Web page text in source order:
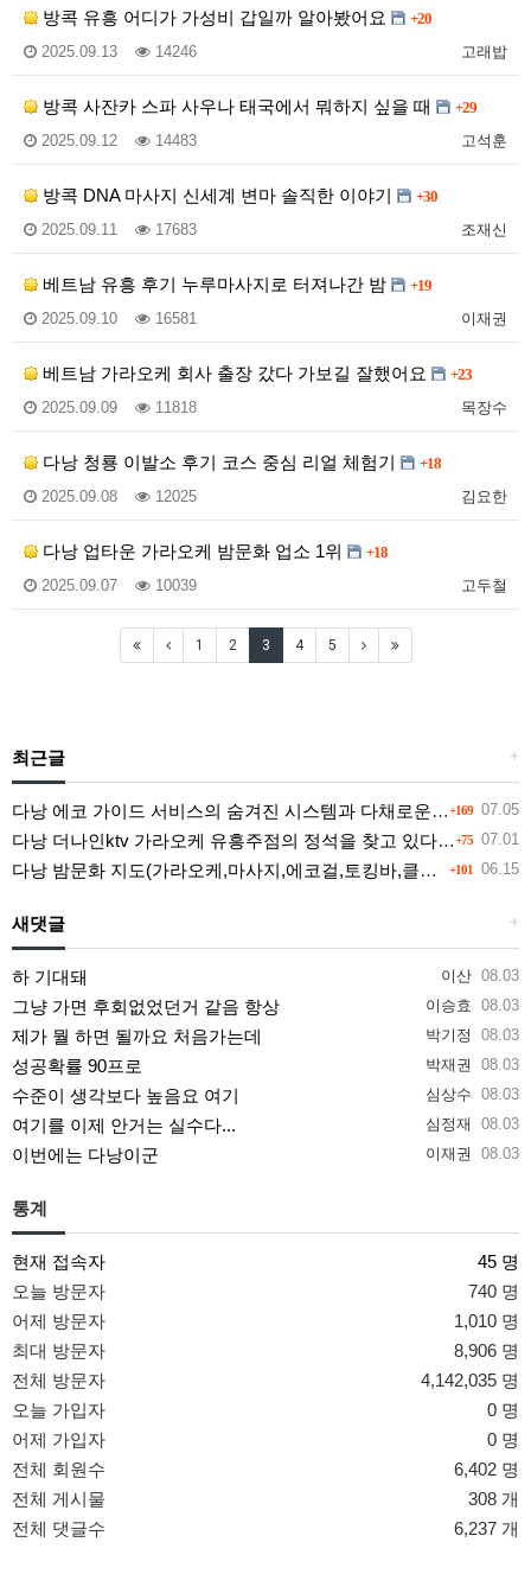
방콕 유흥 어디가 가성비 갑일까 알아봤어요 +20
고래밥
2025.09.13 14246
방콕 사잔카 스파 사우나 태국에서 뭐하지 싶을 때 +29
고석훈
2025.09.12 14483
방콕 DNA 마사지 신세계 변마 솔직한 이야기 +30
조재신
2025.09.11 17683
베트남 유흥 후기 누루마사지로 터져나간 밤 +19
이재권
2025.09.10 16581
베트남 가라오케 회사 출장 갔다 가보길 잘했어요 +23
목장수
2025.09.09 11818
다낭 청룡 이발소 후기 코스 중심 리얼 체험기 +18
김요한
2025.09.08 12025
다낭 업타운 가라오케 밤문화 업소 1위 +18
고두철
2025.09.07 10039
1 2 3 4 5
+
최근글
+169 07.05
다낭 에코 가이드 서비스의 숨겨진 시스템과 다채로운 인력 풀의 진실
+75 07.01
다낭 더나인ktv 가라오케 유흥주점의 정석을 찾고 있다면 여기
+101 06.15
다낭 밤문화 지도(가라오케,마사지,에코걸,토킹바,클럽) 유흥별 가격 및 후기공유
+
새댓글
이산 08.03
하 기대돼
이승효 08.03
그냥 가면 후회없었던거 같음 항상
박기정 08.03
제가 뭘 하면 될까요 처음가는데
박재권 08.03
성공확률 90프로
심상수 08.03
수준이 생각보다 높음요 여기
심정재 08.03
여기를 이제 안거는 실수다...
이재권 08.03
이번에는 다낭이군
통계
현재 접속자
45 명
오늘 방문자
740 명
어제 방문자
1,010 명
최대 방문자
8,906 명
전체 방문자
4,142,035 명
오늘 가입자
0 명
어제 가입자
0 명
전체 회원수
6,402 명
전체 게시물
308 개
전체 댓글수
6,237 개